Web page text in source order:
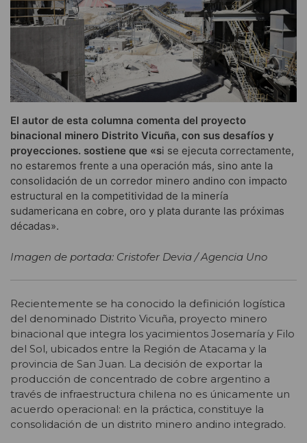
El autor de esta columna comenta del proyecto
binacional minero Distrito Vicuña, con sus desafíos y
proyecciones. sostiene que «si se ejecuta correctamente,
no estaremos frente a una operación más, sino ante la
consolidación de un corredor minero andino con impacto
estructural en la competitividad de la minería
sudamericana en cobre, oro y plata durante las próximas
décadas».
Imagen de portada: Cristofer Devia / Agencia Uno
Recientemente se ha conocido la definición logística
del denominado Distrito Vicuña, proyecto minero
binacional que integra los yacimientos Josemaría y Filo
del Sol, ubicados entre la Región de Atacama y la
provincia de San Juan. La decisión de exportar la
producción de concentrado de cobre argentino a
través de infraestructura chilena no es únicamente un
acuerdo operacional: en la práctica, constituye la
consolidación de un distrito minero andino integrado.